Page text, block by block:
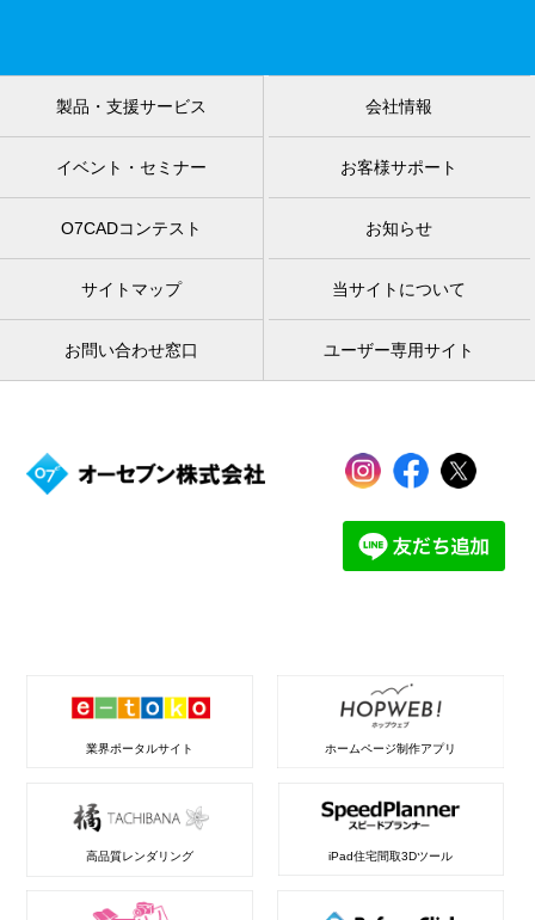
製品・支援サービス 会社情報
イベント・セミナー お客様サポート
O7CADコンテスト お知らせ
サイトマップ 当サイトについて
お問い合わせ窓口 ユーザー専用サイト
業界ポータルサイト ホームページ制作アプリ
高品質レンダリング iPad住宅間取3Dツール